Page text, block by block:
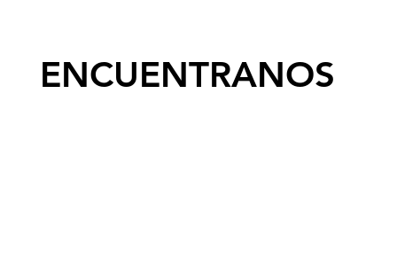
ENCUENTRANOS